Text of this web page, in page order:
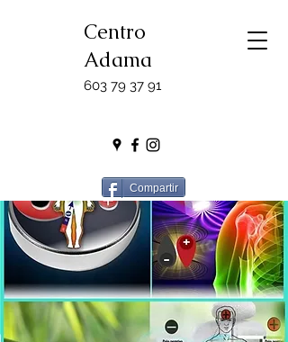
Centro
Adama
603 79 37 91
Compartir